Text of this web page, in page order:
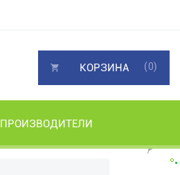
ПРОИЗВОДИТЕЛИ
КОРЗИНА (0)